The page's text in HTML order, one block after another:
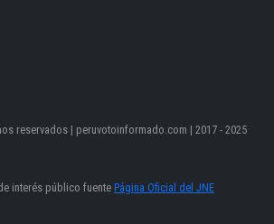
reservados | peruvotoinformado.com | 2017 - 2025
interés público fuentePágina Oficial del JNE